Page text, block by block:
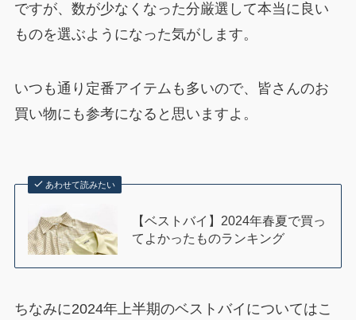
ですが、数が少なくなった分厳選して本当に良い
ものを選ぶようになった気がします。
いつも通り定番アイテムも多いので、皆さんのお
買い物にも参考になると思いますよ。
あわせて読みたい
【ベストバイ】2024年春夏で買っ
てよかったものランキング
ちなみに2024年上半期のベストバイについてはこ